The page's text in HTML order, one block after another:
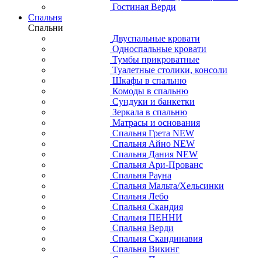
Гостиная Верди
Спальня
Спальни
Двуспальные кровати
Односпальные кровати
Тумбы прикроватные
Туалетные столики, консоли
Шкафы в спальню
Комоды в спальню
Сундуки и банкетки
Зеркала в спальню
Матрасы и основания
Спальня Грета NEW
Спальня Айно NEW
Спальня Дания NEW
Спальня Ари-Прованс
Спальня Рауна
Спальня Мальта/Хельсинки
Спальня Лебо
Спальня Скандия
Спальня ПЕННИ
Спальня Верди
Спальня Скандинавия
Спальня Викинг